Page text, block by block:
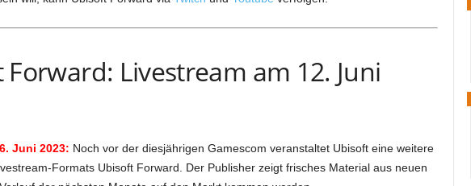
Forward: Livestream am 12. Juni
Juni 2023: Noch vor der diesjährigen Gamescom veranstaltet Ubisoft eine weitere
Formats Ubisoft Forward. Der Publisher zeigt frisches Material aus neuen